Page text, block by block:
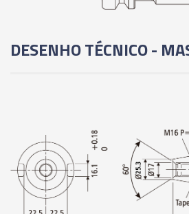
DESENHO TÉCNICO -